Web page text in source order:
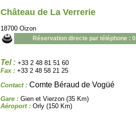
Château de La Verrerie
18700 Oizon
Réservation directe par téléphone :
Tel : +33 2 48 81 51 60
Fax : +33 2 48 58 21 25
Contact : Comte Béraud de Vogüé
Gare : Gien et Vierzon (35 Km)
Aéroport : Orly (150 Km)